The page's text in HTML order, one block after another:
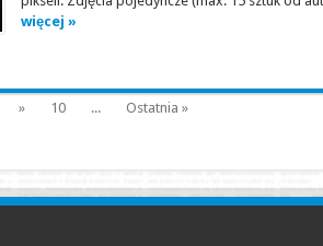
więcej »
» 10 ... Ostatnia »